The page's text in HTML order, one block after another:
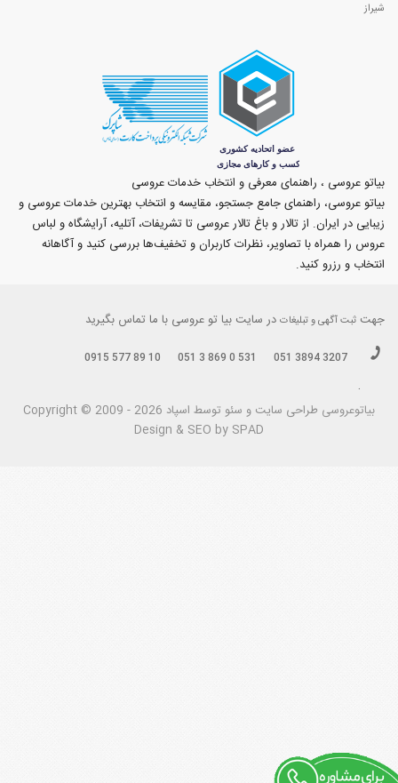
شیراز
بیاتو عروسی ، راهنمای معرفی و انتخاب خدمات عروسی
بیاتو عروسی، راهنمای جامع جستجو، مقایسه و انتخاب بهترین خدمات عروسی و
زیبایی در ایران. از تالار و باغ تالار عروسی تا تشریفات، آتلیه، آرایشگاه و لباس
عروس را همراه با تصاویر، نظرات کاربران و تخفیف‌ها بررسی کنید و آگاهانه
انتخاب و رزرو کنید.
جهت ثبت آگهی و تبلیغات در سایت بیا تو عروسی با ما تماس بگیرید
051 3894 3207
051 3 869 0 531
0915 577 89 10
.
بیاتوعروسی Copyright © 2009 - 2026 طراحی سايت و سئو توسط اسپاد
Design & SEO by SPAD